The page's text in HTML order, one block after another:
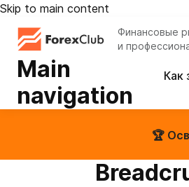
Skip to main content
Финансовые
и
Main
navigation
Как
🏆